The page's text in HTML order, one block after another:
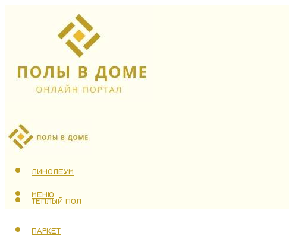
ЛАМИНАТ
ЛИНОЛЕУМ
ТЕПЛЫЙ ПОЛ
ПАРКЕТ
МЕНЮ